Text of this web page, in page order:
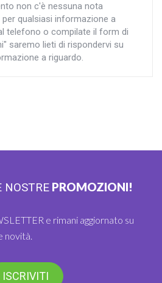
non c'è nessuna nota
qualsiasi informazione a
telefono o compilate il form di
saremo lieti di rispondervi su
a riguardo.
NOSTRE PROMOZIONI!
e rimani aggiornato su
novità.
ISCRIVITI